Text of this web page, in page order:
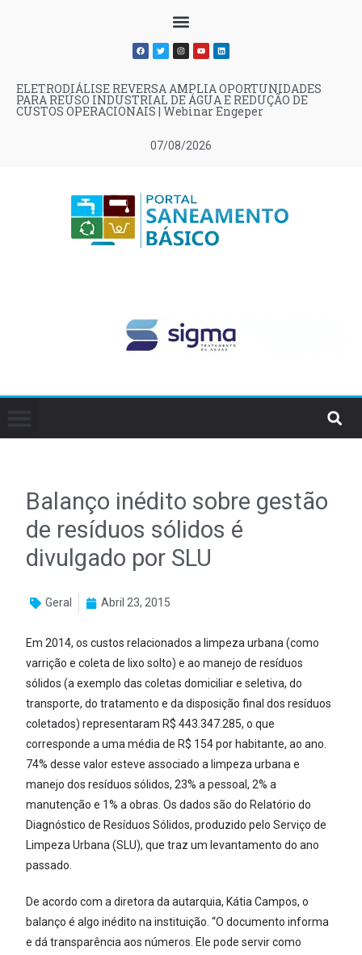
07/08/2026
ELETRODIÁLISE REVERSA AMPLIA OPORTUNIDADES
PARA REÚSO INDUSTRIAL DE ÁGUA E REDUÇÃO DE
CUSTOS OPERACIONAIS | Webinar Engeper
Balanço inédito sobre gestão
de resíduos sólidos é
divulgado por SLU
Geral Abril 23, 2015
Em 2014, os custos relacionados a limpeza urbana (como
varrição e coleta de lixo solto) e ao manejo de resíduos
sólidos (a exemplo das coletas domiciliar e seletiva, do
transporte, do tratamento e da disposição final dos resíduos
coletados) representaram R$ 443.347.285, o que
corresponde a uma média de R$ 154 por habitante, ao ano.
74% desse valor esteve associado a limpeza urbana e
manejo dos resíduos sólidos, 23% a pessoal, 2% a
manutenção e 1% a obras. Os dados são do Relatório do
Diagnóstico de Resíduos Sólidos, produzido pelo Serviço de
Limpeza Urbana (SLU), que traz um levantamento do ano
passado.
De acordo com a diretora da autarquia, Kátia Campos, o
balanço é algo inédito na instituição. “O documento informa
e dá transparência aos números. Ele pode servir como